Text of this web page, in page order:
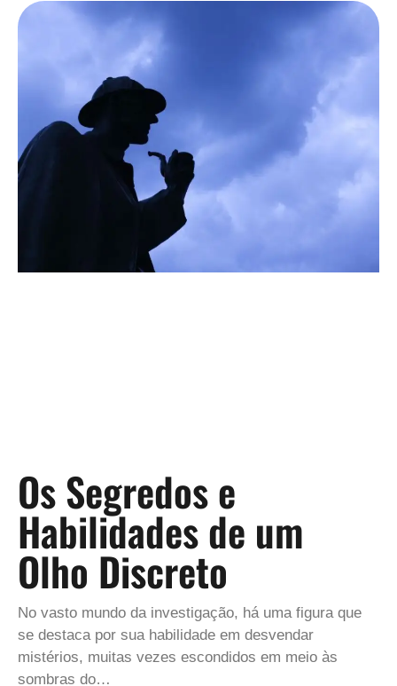
Os Segredos e
Habilidades de um
Olho Discreto
No vasto mundo da investigação, há uma figura que
se destaca por sua habilidade em desvendar
mistérios, muitas vezes escondidos em meio às
sombras do…